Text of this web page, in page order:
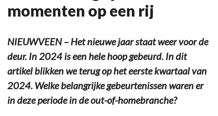
momenten op een rij
NIEUWVEEN – Het nieuwe jaar staat weer voor de
deur. In 2024 is een hele hoop gebeurd. In dit
artikel blikken we terug op het eerste kwartaal van
2024. Welke belangrijke gebeurtenissen waren er
in deze periode in de out-of-homebranche?